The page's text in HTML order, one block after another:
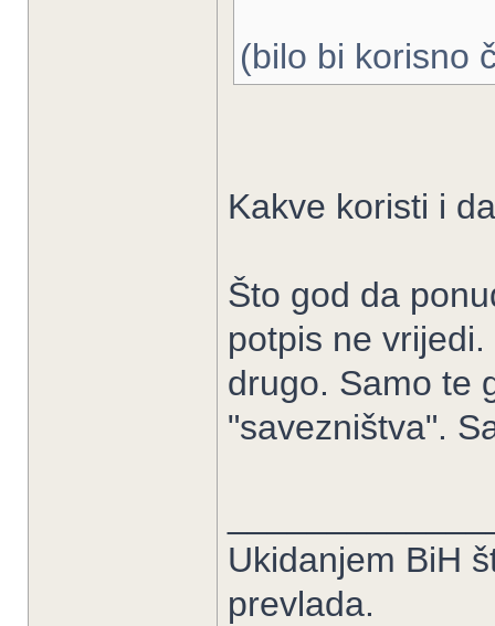
(bilo bi korisno
Kakve koristi i
Što god da
potpis ne
drugo. Samo te
"savezništva".
Ukidanjem BiH
prevlada.